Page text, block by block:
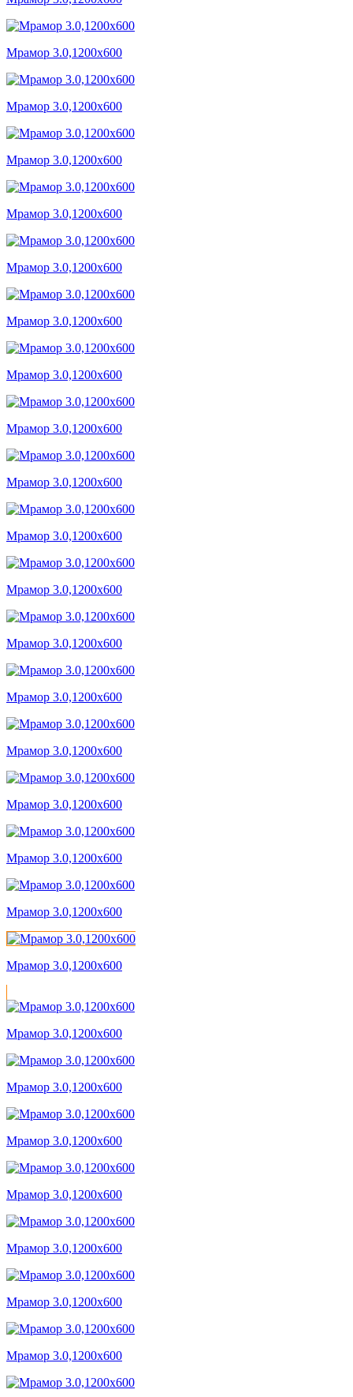
Мрамор 3.0,1200x600
Мрамор 3.0,1200x600
Мрамор 3.0,1200x600
Мрамор 3.0,1200x600
Мрамор 3.0,1200x600
Мрамор 3.0,1200x600
Мрамор 3.0,1200x600
Мрамор 3.0,1200x600
Мрамор 3.0,1200x600
Мрамор 3.0,1200x600
Мрамор 3.0,1200x600
Мрамор 3.0,1200x600
Мрамор 3.0,1200x600
Мрамор 3.0,1200x600
Мрамор 3.0,1200x600
Мрамор 3.0,1200x600
Мрамор 3.0,1200x600
Мрамор 3.0,1200x600
Мрамор 3.0,1200x600
Мрамор 3.0,1200x600
Мрамор 3.0,1200x600
Мрамор 3.0,1200x600
Мрамор 3.0,1200x600
Мрамор 3.0,1200x600
Мрамор 3.0,1200x600